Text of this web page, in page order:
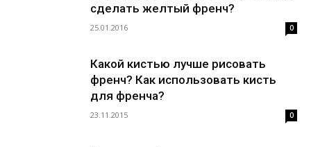
сделать желтый френч?
25.01.2016 0
Какой кистью лучше рисовать
френч? Как использовать кисть
для френча?
23.11.2015 0